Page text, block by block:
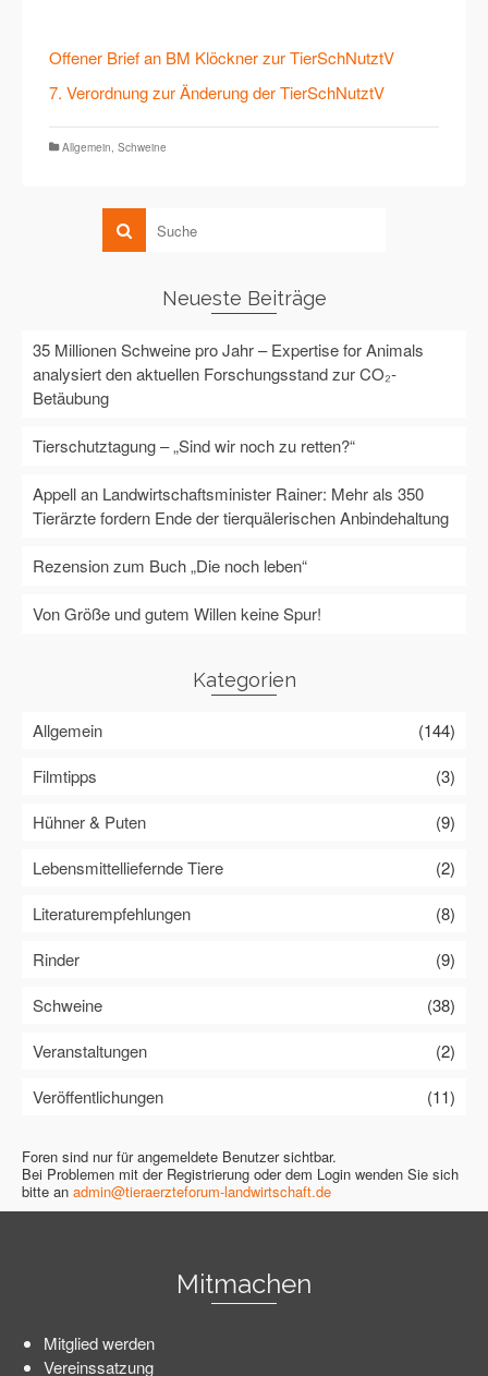
Offener Brief an BM Klöckner zur TierSchNutztV
7. Verordnung zur Änderung der TierSchNutztV
Allgemein, Schweine
Neueste Beiträge
35 Millionen Schweine pro Jahr – Expertise for Animals
analysiert den aktuellen Forschungsstand zur CO₂-
Betäubung
Tierschutztagung – „Sind wir noch zu retten?“
Appell an Landwirtschaftsminister Rainer: Mehr als 350
Tierärzte fordern Ende der tierquälerischen Anbindehaltung
Rezension zum Buch „Die noch leben“
Von Größe und gutem Willen keine Spur!
Kategorien
Allgemein
(144)
Filmtipps
(3)
Hühner & Puten
(9)
Lebensmittelliefernde Tiere
(2)
Literaturempfehlungen
(8)
Rinder
(9)
Schweine
(38)
Veranstaltungen
(2)
Veröffentlichungen
(11)
Foren sind nur für angemeldete Benutzer sichtbar.
Bei Problemen mit der Registrierung oder dem Login wenden Sie sich
bitte an admin@tieraerzteforum-landwirtschaft.de
Mitmachen
Mitglied werden
Vereinssatzung